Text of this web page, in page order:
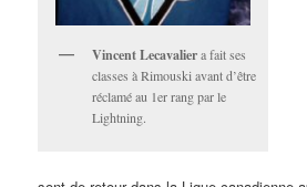
Vincent Lecavaliera fait ses
classes à Rimouski avant d’être
réclamé au 1er rang par le
Lightning.